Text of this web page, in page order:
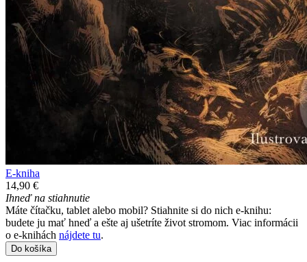
E-kniha
14,90 €
Ihneď na stiahnutie
Máte čítačku, tablet alebo mobil? Stiahnite si do nich e-knihu:
budete ju mať hneď a ešte aj ušetríte život stromom. Viac informácii
o e-knihách nájdete tu.
Do košíka